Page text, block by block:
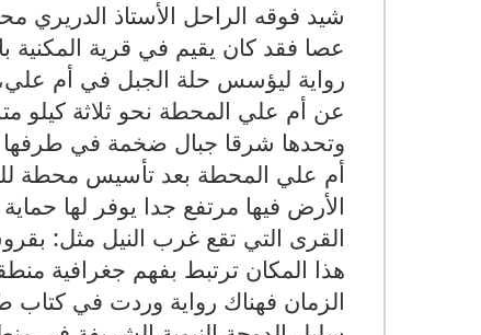
عصا فقد كان يقيم في قرية المكنية
رواية ليؤسس حلة الجبل في أم
عن أم علي المحطة نحو ثلاثة كيلو
وتحدها شرقا جبال ضخمة في طرفها
أم علي المحطة بعد تأسيس محطة
الأرض فيها مرتفع جدا يوفر لها
القرى التي تقع غرب النيل مثل:
هذا المكان ترتبط بفهم جغرافية
الزمان فهناك رواية وردت في كتاب